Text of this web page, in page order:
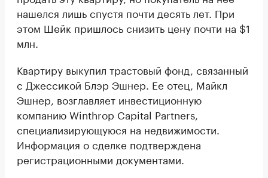
нашелся лишь спустя почти десять лет. При
этом Шейк пришлось снизить цену почти на $1
млн.
Квартиру выкупил трастовый фонд, связанный
с Джессикой Блэр Эшнер. Ее отец, Майкл
Эшнер, возглавляет инвестиционную
компанию Winthrop Capital Partners,
специализирующуюся на недвижимости.
Информация о сделке подтверждена
регистрационными документами.